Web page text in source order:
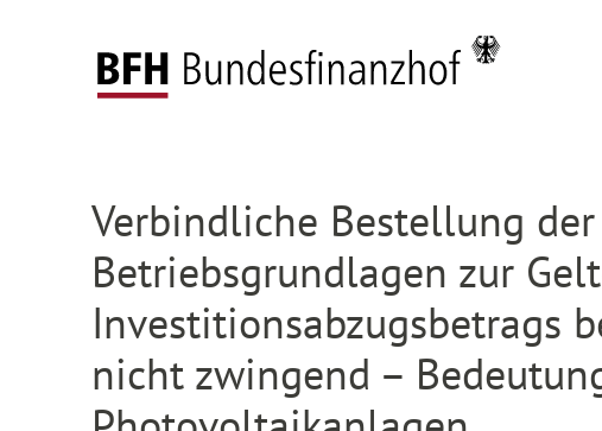
Startseite
Verbindliche Bestellung
Betriebsgrundlagen zur
Investitionsabzugsbetrags
nicht zwingend –